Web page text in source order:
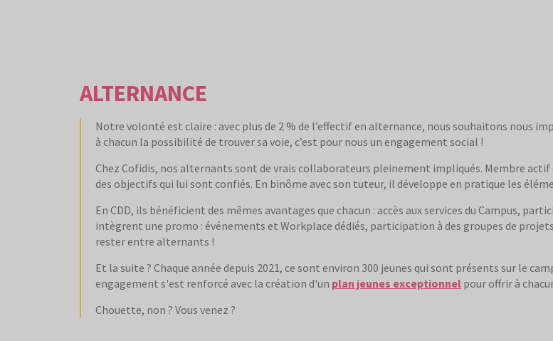
ALTERNANCE
Notre volonté est claire : avec plus de 2 % de l’effectif en alternance, nous souhaitons nous
à chacun la possibilité de trouver sa voie, c’est pour nous un engagement social !
Chez Cofidis, nos alternants sont de vrais collaborateurs pleinement impliqués. Membre actif
des objectifs qui lui sont confiés. En binôme avec son tuteur, il développe en pratique les
En CDD, ils bénéficient des mêmes avantages que chacun : accès aux services du Campus,
intègrent une promo : événements et Workplace dédiés, participation à des groupes de
rester entre alternants !
Et la suite ? Chaque année depuis 2021, ce sont environ 300 jeunes qui sont présents sur le
engagement s'est renforcé avec la création d'un plan jeunes exceptionnel pour offrir à
Chouette, non ? Vous venez ?